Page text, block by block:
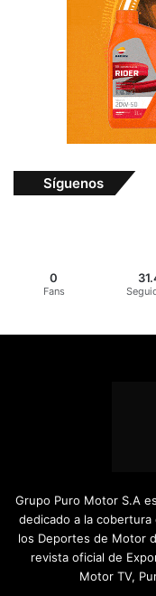
Síguenos
0
Fans
Grupo Puro Motor S.A
dedicado a la
los Deportes de Motor
revista oficial de
Motor TV,